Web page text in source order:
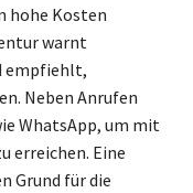
hohe Kosten
warnt
empfiehlt,
Neben Anrufen
WhatsApp, um mit
erreichen. Eine
Grund für die